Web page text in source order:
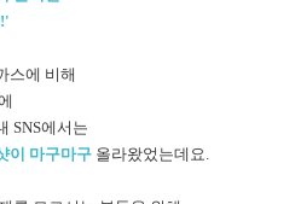
스에 비해
SNS에서는
이 마구마구 올라왔었는데요.